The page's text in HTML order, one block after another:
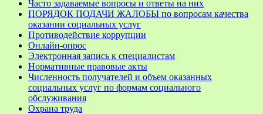
Часто задаваемые вопросы и ответы на них
ПОРЯДОК ПОДАЧИ ЖАЛОБЫ по вопросам качества
оказании социальных услуг
Противодействие коррупции
Онлайн-опрос
Электронная запись к специалистам
Нормативные правовые акты
Численность получателей и объем оказанных
социальных услуг по формам социального
обслуживания
Охрана труда